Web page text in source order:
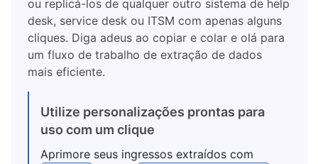
ou replicá-los de qualquer outro sistema de help
desk, service desk ou ITSM com apenas alguns
cliques. Diga adeus ao copiar e colar e olá para
um fluxo de trabalho de extração de dados
mais eficiente.
Utilize personalizações prontas para
uso com um clique
Aprimore seus ingressos extraídos com